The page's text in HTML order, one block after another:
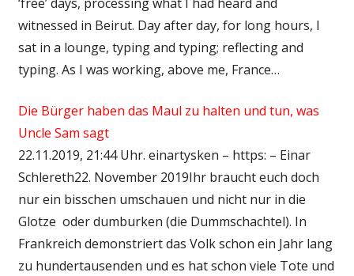
witnessed in Beirut. Day after day, for long hours, I
sat in a lounge, typing and typing; reflecting and
typing. As I was working, above me, France…
Die Bürger haben das Maul zu halten und tun, was
Uncle Sam sagt
22.11.2019, 21:44 Uhr. einartysken – https: – Einar
Schlereth22. November 2019Ihr braucht euch doch
nur ein bisschen umschauen und nicht nur in die
Glotze oder dumburken (die Dummschachtel). In
Frankreich demonstriert das Volk schon ein Jahr lang
zu hundertausenden und es hat schon viele Tote und